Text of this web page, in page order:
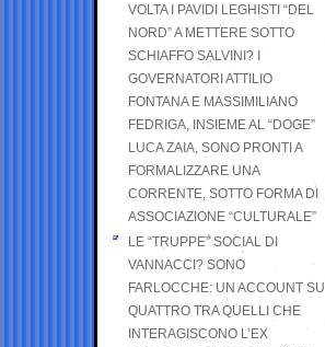
VOLTA I PAVIDI LEGHISTI “DEL
NORD” A METTERE SOTTO
SCHIAFFO SALVINI? I
GOVERNATORI ATTILIO
FONTANA E MASSIMILIANO
FEDRIGA, INSIEME AL “DOGE”
LUCA ZAIA, SONO PRONTI A
FORMALIZZARE UNA
CORRENTE, SOTTO FORMA DI
ASSOCIAZIONE “CULTURALE”
LE “TRUPPE” SOCIAL DI
VANNACCI? SONO
FARLOCCHE: UN ACCOUNT SU
QUATTRO TRA QUELLI CHE
INTERAGISCONO L’EX